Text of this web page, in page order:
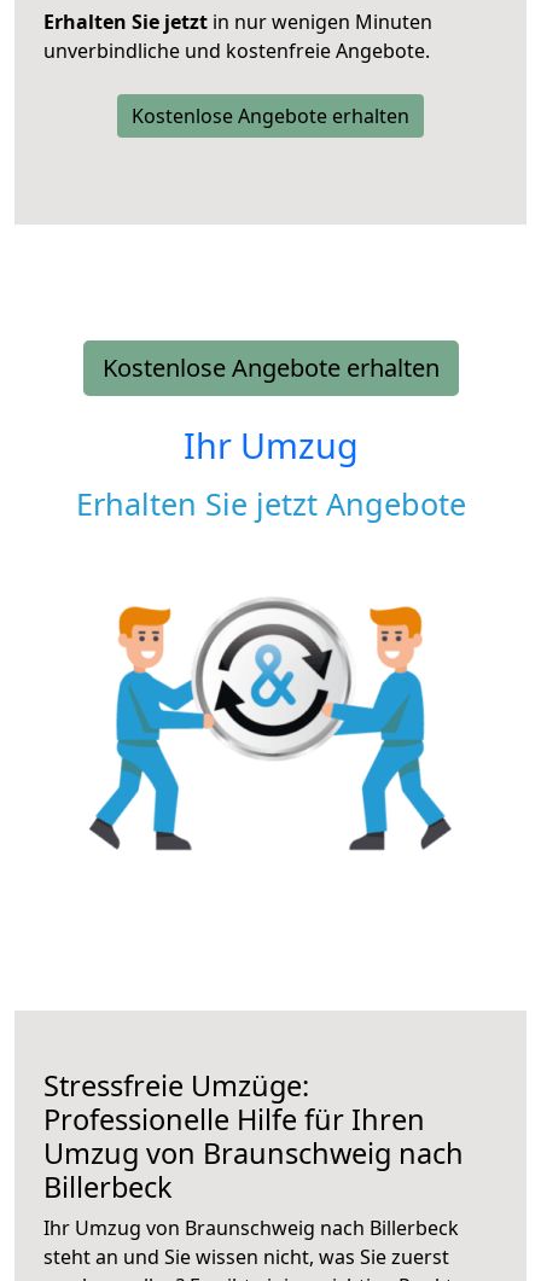
Erhalten Sie jetzt in nur wenigen Minuten
unverbindliche und kostenfreie Angebote.
Kostenlose Angebote erhalten
Kostenlose Angebote erhalten
Ihr Umzug
Erhalten Sie jetzt Angebote
Stressfreie Umzüge:
Professionelle Hilfe für Ihren
Umzug von Braunschweig nach
Billerbeck
Ihr Umzug von Braunschweig nach Billerbeck
steht an und Sie wissen nicht, was Sie zuerst